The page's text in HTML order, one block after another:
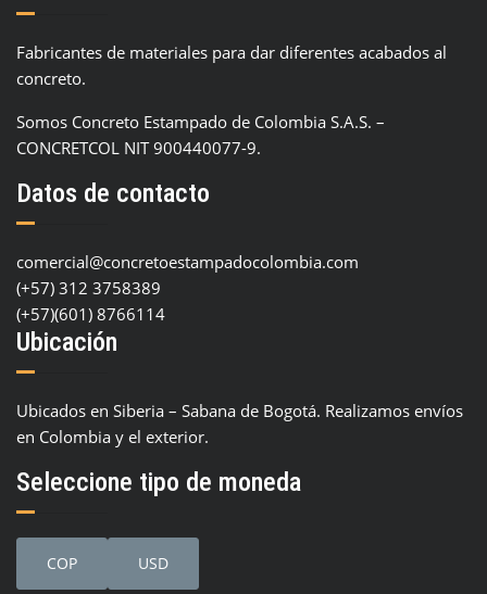
Fabricantes de materiales para dar diferentes acabados al
concreto.
Somos Concreto Estampado de Colombia S.A.S. –
CONCRETCOL NIT 900440077-9.
Datos de contacto
comercial@concretoestampadocolombia.com
(+57) 312 3758389
(+57)(601) 8766114
Ubicación
Ubicados en Siberia – Sabana de Bogotá. Realizamos envíos
en Colombia y el exterior.
Seleccione tipo de moneda
COP USD